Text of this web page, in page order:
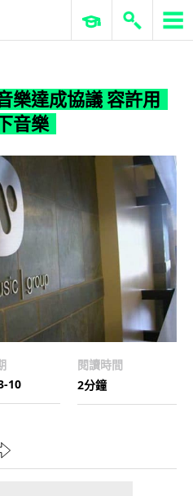
ERP 與商業 AI
樂達成協議 容許用
音樂
10
閱讀時間
2分鐘